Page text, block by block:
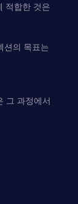
적합한 것은
션의 목표는
그 과정에서